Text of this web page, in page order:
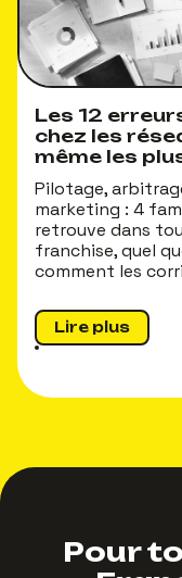
Les 12
chez les
même les
Pilotage,
marketing : 4
retrouve dans
franchise, quel
comment les
Lire plus
Pour